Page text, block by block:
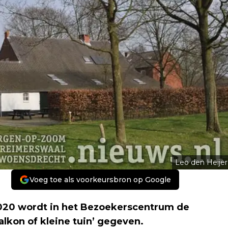
Leo den Heijer
Voeg toe als voorkeursbron op Google
wordt in het Bezoekerscentrum de
of kleine tuin’ gegeven.